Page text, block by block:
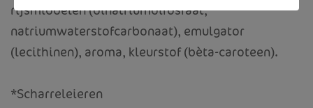
rijsmiddelen (dinatriumdifosfaat,
natriumwaterstofcarbonaat), emulgator
(lecithinen), aroma, kleurstof (bèta-caroteen).
*Scharreleieren